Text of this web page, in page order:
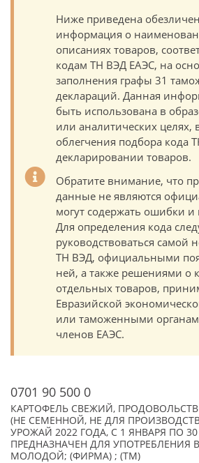
Ниже приведена
информация о
описаниях товаров,
кодам ТН ВЭД ЕАЭС, на
заполнения графы 31
деклараций. Данная
быть использована в
или аналитических целях,
облегчения подбора кода
декларировании товаров.
Обратите внимание, что
данные не являются
могут содержать ошибки и
Для определения кода
руководствоваться самой
ТН ВЭД, официальными
ней, а также решениями о
отдельных товаров,
Евразийской
или таможенными
членов ЕАЭС.
0701 90 500 0
КАРТОФЕЛЬ СВЕЖИЙ,
(НЕ СЕМЕННОЙ, НЕ ДЛЯ
УРОЖАЙ 2022 ГОДА, С 1 ЯНВАРЯ ПО
ПРЕДНАЗНАЧЕН ДЛЯ УПОТРЕБЛЕНИЯ
МОЛОДОЙ; (ФИРМА) ; (TM)